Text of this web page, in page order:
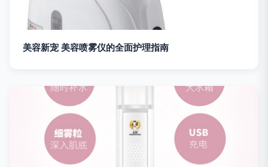
美容新宠 美容喷雾仪的全面护理指南